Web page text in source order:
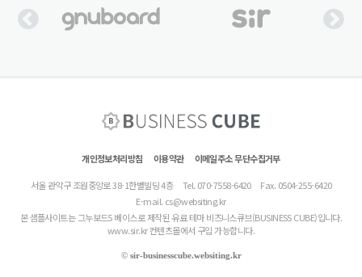
개인정보처리방침 이용약관 이메일주소 무단수집거부
서울 관악구 조원중앙로 38-1한별빌딩 4층 Tel. 070-7558-6420
Fax. 0504-255-6420
E-mail. cs@websiting.kr
본 샘플사이트는 그누보드5 베이스로 제작된 유료 테마 비즈니스큐브(BUSINESS CUBE)입니다.
www.sir.kr 컨텐츠몰에서 구입 가능합니다.
© sir-businesscube.websiting.kr